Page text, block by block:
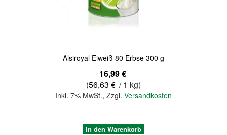
Alsiroyal Eiweiß 80 Erbse 300 g
16,99 €
(56,63 € / 1 kg)
Inkl. 7% MwSt., Zzgl. Versandkosten
In den Warenkorb